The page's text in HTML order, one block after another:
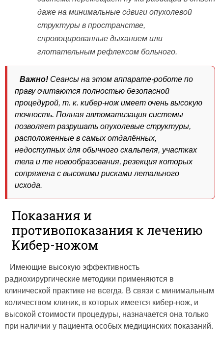
даже на минимальные сдвиги опухолевой
структуры в пространстве,
спровоцированные дыханием или
глотательным рефлексом больного.
Важно! Сеансы на этом аппарате-роботе по
праву считаются полностью безопасной
процедурой, т. к. кибер-нож имеет очень высокую
точность. Полная автоматизация системы
позволяет разрушать опухолевые структуры,
расположенные в самых отдалённых,
недоступных для обычного скальпеля, участках
тела и те новообразования, резекция которых
сопряжена с высокими рисками летального
исхода.
Показания и
противопоказания к лечению
Кибер-ножом
Имеющие высокую эффективность
радиохирургические методики применяются в
клинической практике не всегда. В связи с минимальным
количеством клиник, в которых имеется кибер-нож, и
высокой стоимости процедуры, назначается она только
при наличии у пациента особых медицинских показаний.